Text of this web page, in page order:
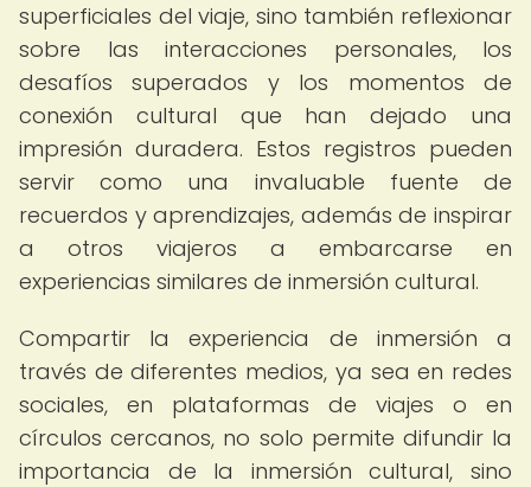
superficiales del viaje, sino también reflexionar
sobre las interacciones personales, los
desafíos superados y los momentos de
conexión cultural que han dejado una
impresión duradera. Estos registros pueden
servir como una invaluable fuente de
recuerdos y aprendizajes, además de inspirar
a otros viajeros a embarcarse en
experiencias similares de inmersión cultural.
Compartir la experiencia de inmersión a
través de diferentes medios, ya sea en redes
sociales, en plataformas de viajes o en
círculos cercanos, no solo permite difundir la
importancia de la inmersión cultural, sino